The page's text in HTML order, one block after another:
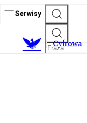
Serwisy
Cyfrowa